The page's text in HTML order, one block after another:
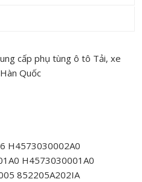
cấp phụ tùng ô tô Tải, xe
Quốc
H4573030002A0
H4573030001A0
852205A202IA